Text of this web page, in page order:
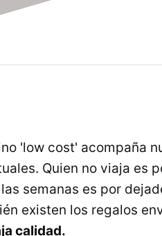
'low cost' acompaña
Quien no viaja es
semanas es por
existen los regalos
calidad.